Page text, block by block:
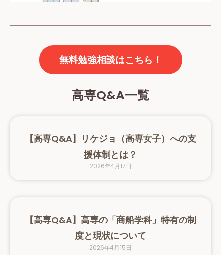
無料勉強相談はこちら！
高専Q&A一覧
【高専Q&A】リケジョ（高専女子）への支
援体制とは？
2026年4月17日
【高専Q&A】高専の「商船学科」特有の制
度と現状について
2026年4月15日